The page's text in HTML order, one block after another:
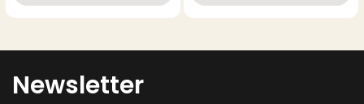
Newsletter